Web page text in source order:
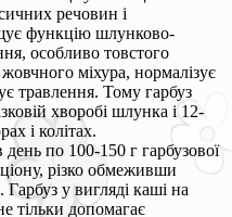
речовин і
функцію шлунково-
особливо товстого
міхура, нормалізує
травлення. Тому гарбуз
хворобі шлунка і 12-
і колітах.
по 100-150 г гарбузової
різко обмеживши
у вигляді каші на
тільки допомагає